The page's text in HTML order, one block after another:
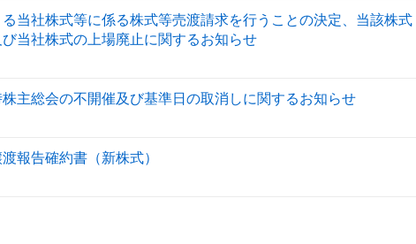
当社株式等に係る株式等売渡請求を行うことの決定、当該株式
当社株式の上場廃止に関するお知らせ
株主総会の不開催及び基準日の取消しに関するお知らせ
報告確約書（新株式）